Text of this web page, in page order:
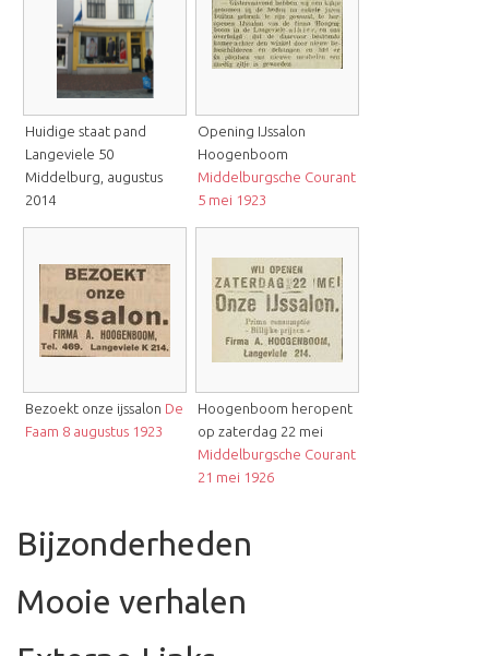
Huidige staat pand
Langeviele 50
Middelburg, augustus
2014
Opening IJssalon
Hoogenboom
Middelburgsche Courant
5 mei 1923
Bezoekt onze ijssalon De
Faam 8 augustus 1923
Hoogenboom heropent
op zaterdag 22 mei
Middelburgsche Courant
21 mei 1926
Bijzonderheden
Mooie verhalen